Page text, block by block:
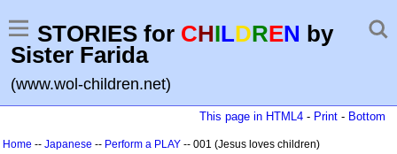
STORIES for CHILDREN by
Sister Farida
(www.wol-children.net)
This page in HTML4 - Print - Bottom
Home -- Japanese -- Perform a PLAY -- 001 (Jesus loves children)